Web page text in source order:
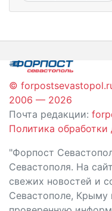
©
2006 — 2026
Почта редакции:
Политика обработки
"Форпост
Севастополя. На
свежих новостей и
Севастополе,